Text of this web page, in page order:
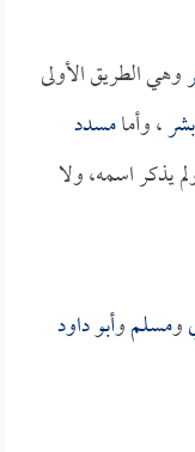
وهي الطريق الأولى
، وأمامسدد
يذكر اسمه، ولا
ومسلموأبو داود